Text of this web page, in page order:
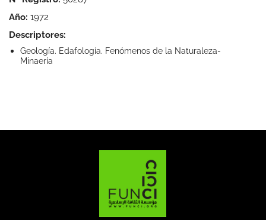
Año: 1972
Descriptores:
Geología. Edafología. Fenómenos de la Naturaleza-
Minaería